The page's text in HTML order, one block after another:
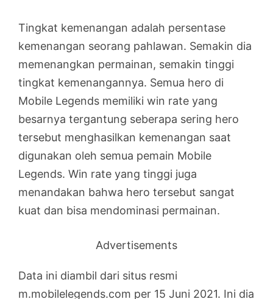
Tingkat kemenangan adalah persentase
kemenangan seorang pahlawan. Semakin dia
memenangkan permainan, semakin tinggi
tingkat kemenangannya. Semua hero di
Mobile Legends memiliki win rate yang
besarnya tergantung seberapa sering hero
tersebut menghasilkan kemenangan saat
digunakan oleh semua pemain Mobile
Legends. Win rate yang tinggi juga
menandakan bahwa hero tersebut sangat
kuat dan bisa mendominasi permainan.
Advertisements
Data ini diambil dari situs resmi
m.mobilelegends.com per 15 Juni 2021. Ini dia